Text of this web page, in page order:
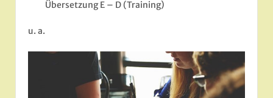
Übersetzung E – D (Training)
u. a.